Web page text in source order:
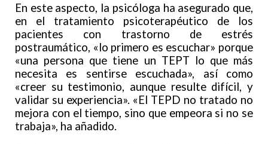
En este aspecto, la psicóloga ha asegurado que,
en el tratamiento psicoterapéutico de los
pacientes con trastorno de estrés
postraumático, «lo primero es escuchar» porque
«una persona que tiene un TEPT lo que más
necesita es sentirse escuchada», así como
«creer su testimonio, aunque resulte difícil, y
validar su experiencia». «El TEPD no tratado no
mejora con el tiempo, sino que empeora si no se
trabaja», ha añadido.